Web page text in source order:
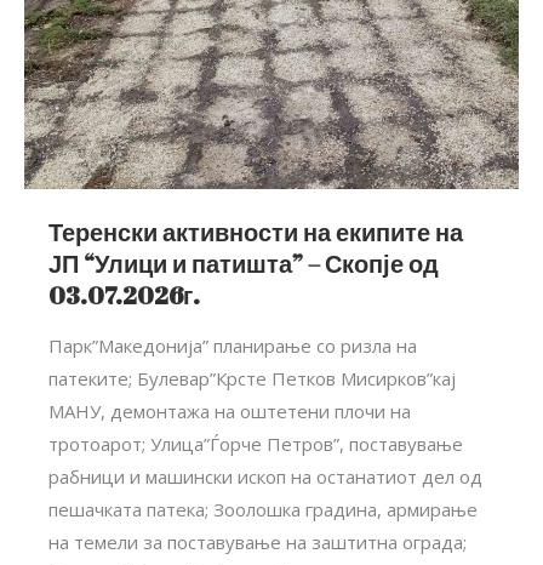
Теренски активности на екипите на
ЈП “Улици и патишта” – Скопје од
03.07.2026г.
Парк”Македонија” планирање со ризла на
патеките; Булевар”Крсте Петков Мисирков”кај
МАНУ, демонтажа на оштетени плочи на
тротоарот; Улица”Ѓорче Петров”, поставување
рабници и машински ископ на останатиот дел од
пешачката патека; Зоолошка градина, армирање
на темели за поставување на заштитна ограда;